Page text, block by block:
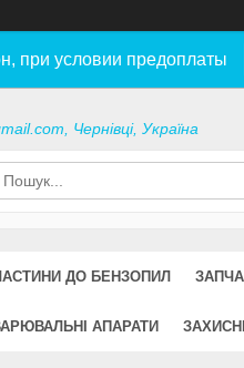
при условии предоплаты
Чернівці, Україна
ДО БЕНЗОПИЛ
АПАРАТИ